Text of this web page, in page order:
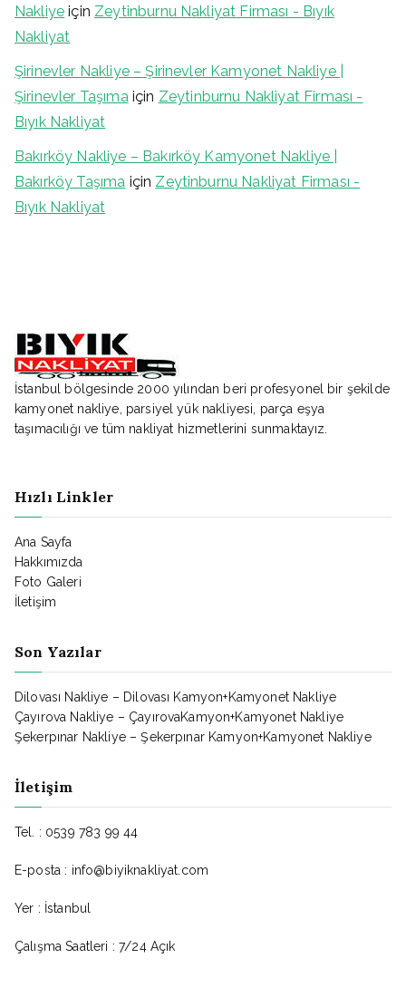
Nakliye için Zeytinburnu Nakliyat Firması - Bıyık
Nakliyat
Şirinevler Nakliye – Şirinevler Kamyonet Nakliye |
Şirinevler Taşıma için Zeytinburnu Nakliyat Firması -
Bıyık Nakliyat
Bakırköy Nakliye – Bakırköy Kamyonet Nakliye |
Bakırköy Taşıma için Zeytinburnu Nakliyat Firması -
Bıyık Nakliyat
İstanbul bölgesinde 2000 yılından beri profesyonel bir şekilde
kamyonet nakliye, parsiyel yük nakliyesi, parça eşya
taşımacılığı ve tüm nakliyat hizmetlerini sunmaktayız.
Hızlı Linkler
Ana Sayfa
Hakkımızda
Foto Galeri
İletişim
Son Yazılar
Dilovası Nakliye – Dilovası Kamyon+Kamyonet Nakliye
Çayırova Nakliye – ÇayırovaKamyon+Kamyonet Nakliye
Şekerpınar Nakliye – Şekerpınar Kamyon+Kamyonet Nakliye
İletişim
Tel. : 0539 783 99 44
E-posta : info@biyiknakliyat.com
Yer : İstanbul
Çalışma Saatleri : 7/24 Açık